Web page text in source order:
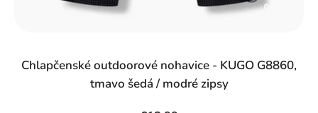
Chlapčenské outdoorové nohavice - KUGO G8860,
tmavo šedá / modré zipsy
%)